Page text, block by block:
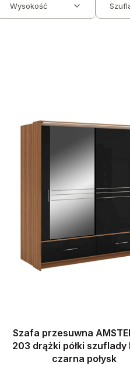
Wysokość
Szafa przesuwna
203 drążki półki szuflady
czarna połysk